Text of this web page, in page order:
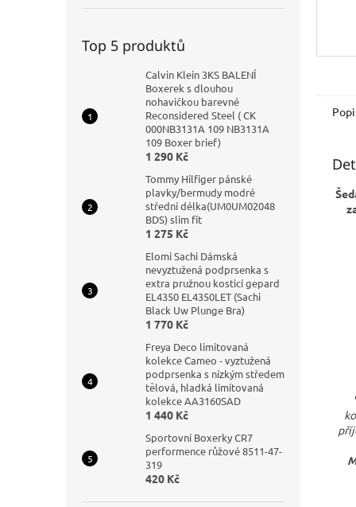
Top 5 produktů
Calvin Klein 3KS BALENÍ
Boxerek s dlouhou
nohavičkou barevné
Reconsidered Steel ( CK
000NB3131A 109 NB3131A
109 Boxer brief)
1 290 Kč
Tommy Hilfiger pánské
plavky/bermudy modré
střední délka(UM0UM02048
BDS) slim fit
1 275 Kč
Elomi Sachi Dámská
nevyztužená podprsenka s
extra pružnou kosticí gepard
EL4350 EL4350LET (Sachi
Black Uw Plunge Bra)
1 770 Kč
Freya Deco limitovaná
kolekce Cameo - vyztužená
podprsenka s nízkým středem
tělová, hladká limitovaná
kolekce AA3160SAD
1 440 Kč
Sportovní Boxerky CR7
performence růžové 8511-47-
319
420 Kč